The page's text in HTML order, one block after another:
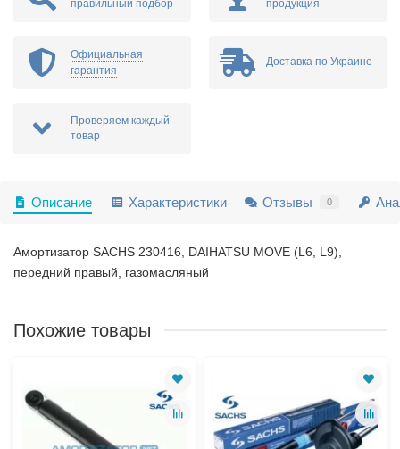
правильный подбор
продукция
Официальная
гарантия
Доставка по Украине
Проверяем каждый
товар
Описание Характеристики Отзывы 0
Амортизатор SACHS 230416, DAIHATSU MOVE (L6, L9),
передний правый, газомасляный
Похожие товары